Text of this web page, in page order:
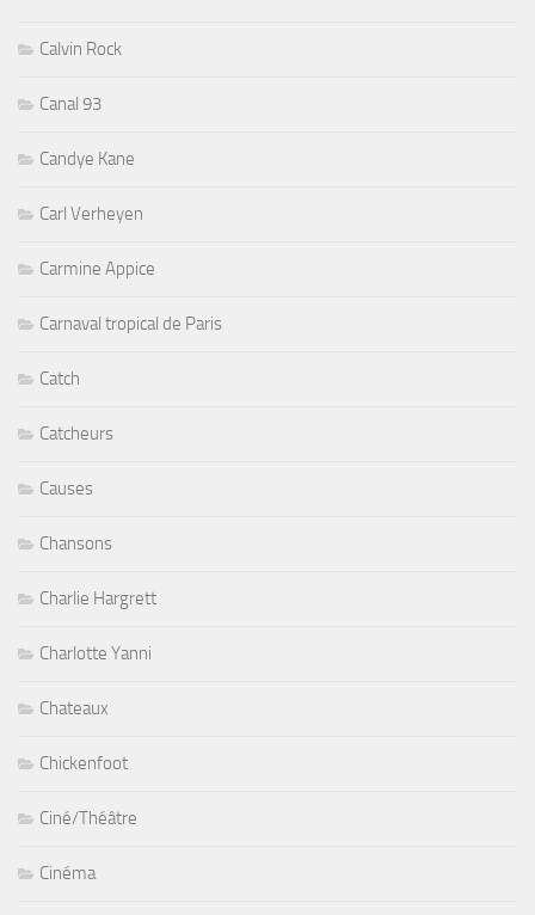
Calvin Rock
Canal 93
Candye Kane
Carl Verheyen
Carmine Appice
Carnaval tropical de Paris
Catch
Catcheurs
Causes
Chansons
Charlie Hargrett
Charlotte Yanni
Chateaux
Chickenfoot
Ciné/Théâtre
Cinéma